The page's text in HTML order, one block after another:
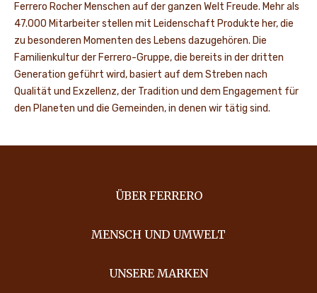
Ferrero Rocher Menschen auf der ganzen Welt Freude. Mehr als
47.000 Mitarbeiter stellen mit Leidenschaft Produkte her, die
zu besonderen Momenten des Lebens dazugehören. Die
Familienkultur der Ferrero-Gruppe, die bereits in der dritten
Generation geführt wird, basiert auf dem Streben nach
Qualität und Exzellenz, der Tradition und dem Engagement für
den Planeten und die Gemeinden, in denen wir tätig sind.
ÜBER FERRERO
MENSCH UND UMWELT
UNSERE MARKEN